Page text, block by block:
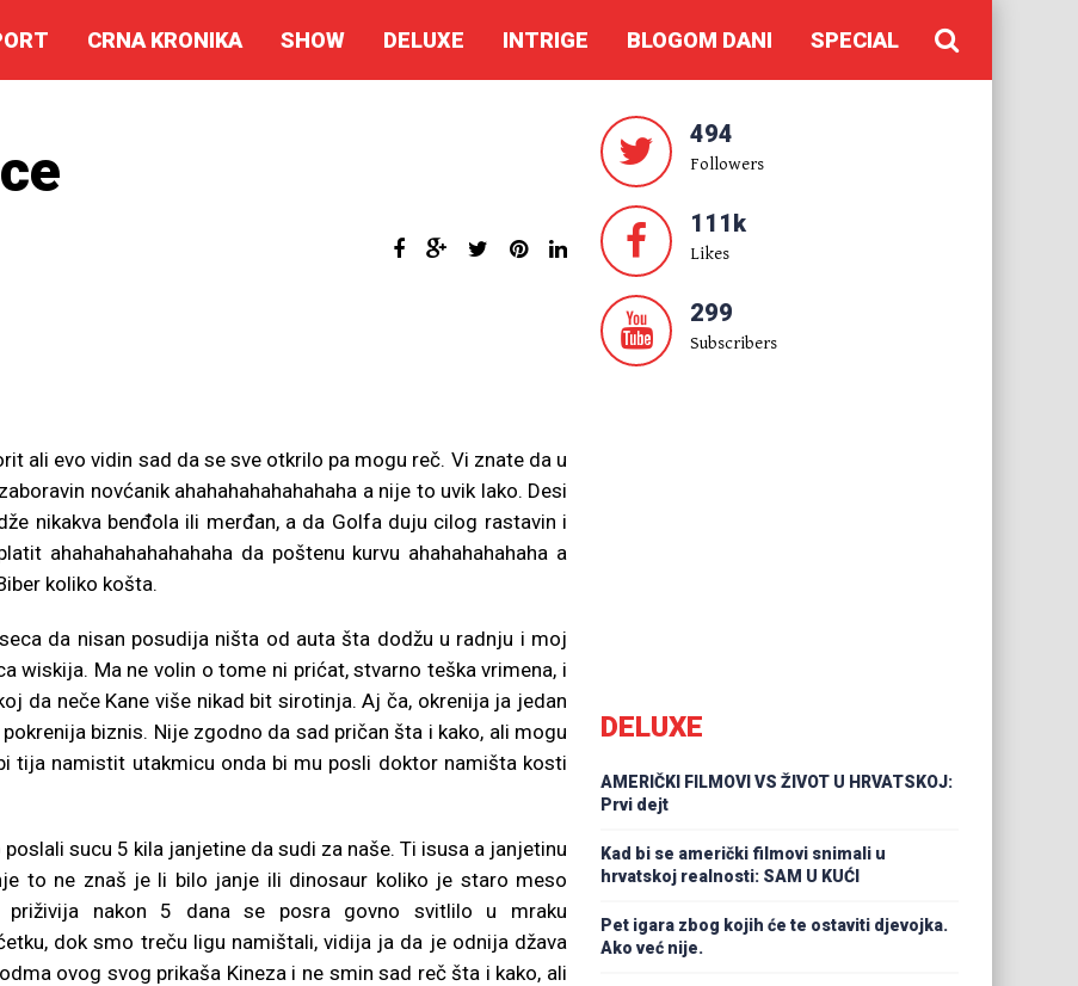
CRNA KRONIKA SHOW DELUXE INTRIGE BLOGOM DANI SPECIAL
ali evo vidin sad da se sve otkrilo pa mogu reč. Vi znate da u
novćanik ahahahahahahahaha a nije to uvik lako. Desi
nikakva benđola ili merđan, a da Golfa duju cilog rastavin i
ahahahahahahahaha da poštenu kurvu ahahahahahaha a
koliko košta.
da nisan posudija ništa od auta šta dodžu u radnju i moj
wiskija. Ma ne volin o tome ni prićat, stvarno teška vrimena, i
da neče Kane više nikad bit sirotinja. Aj ča, okrenija ja jedan
biznis. Nije zgodno da sad pričan šta i kako, ali mogu
tija namistit utakmicu onda bi mu posli doktor namišta kosti
sucu 5 kila janjetine da sudi za naše. Ti isusa a janjetinu
to ne znaš je li bilo janje ili dinosaur koliko je staro meso
nakon 5 dana se posra govno svitlilo u mraku
dok smo treču ligu namištali, vidija ja da je odnija džava
ovog svog prikaša Kineza i ne smin sad reč šta i kako, ali
494
Followers
111k
Likes
299
Subscribers
DELUXE
AMERIČKI FILMOVI VS ŽIVOT U HRVATSKOJ:
Prvi dejt
Kad bi se američki filmovi snimali u
hrvatskoj realnosti: SAM U KUĆI
Pet igara zbog kojih će te ostaviti djevojka.
Ako već nije.